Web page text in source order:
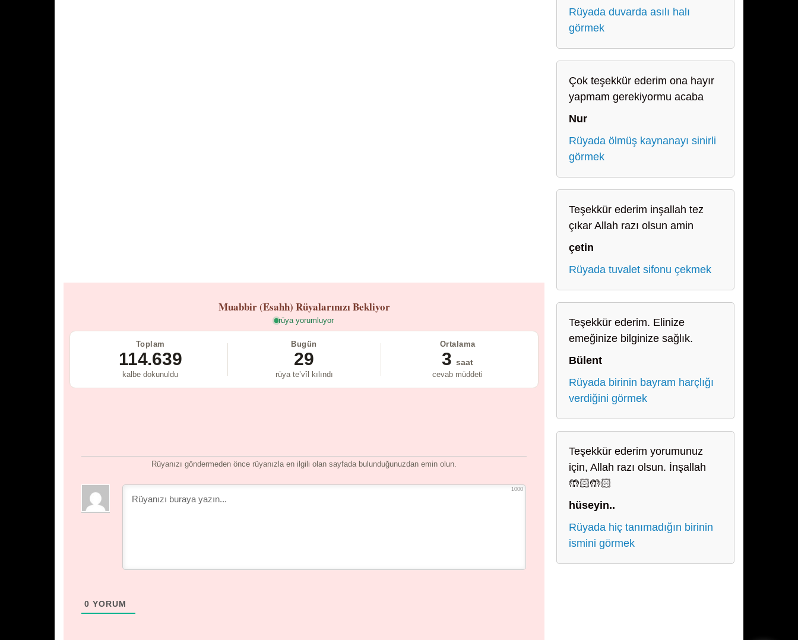
Muabbir (Esahh) Rüyalarınızı Bekliyor
rüya yorumluyor
Toplam
114.639
kalbe dokunuldu
Bugün
29
rüya te’vîl kılındı
Ortalama
3 saat
cevab müddeti
Rüyanızı göndermeden önce rüyanızla en ilgili olan sayfada bulunduğunuzdan emin olun.
1000
0 YORUM
Rüyada duvarda asılı halı
görmek
Çok teşekkür ederim ona hayır
yapmam gerekiyormu acaba
Nur
Rüyada ölmüş kaynanayı sinirli
görmek
Teşekkür ederim inşallah tez
çıkar Allah razı olsun amin
çetin
Rüyada tuvalet sifonu çekmek
Teşekkür ederim. Elinize
emeğinize bilginize sağlık.
Bülent
Rüyada birinin bayram harçlığı
verdiğini görmek
Teşekkür ederim yorumunuz
için, Allah razı olsun. İnşallah
🤲🏻🤲🏻
hüseyin..
Rüyada hiç tanımadığın birinin
ismini görmek